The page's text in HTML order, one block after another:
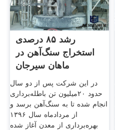
رشد ۸۵ درصدی
استخراج سنگ‌آهن در
ماهان سیرجان
در این شرکت پس از دو سال
حدود ۲۰میلیون تن باطله‌برداری
انجام شده تا به سنگ‌آهن برسد و
از مردادماه سال ۱۳۹۶
بهره‌برداری از معدن آغاز شده